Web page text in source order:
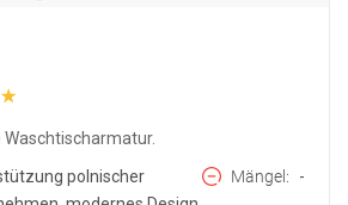
polnischer
Mängel -